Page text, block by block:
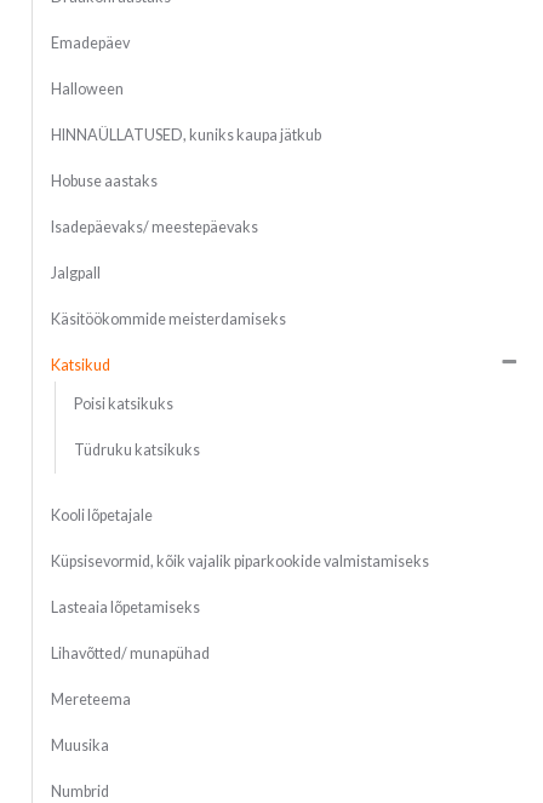
Emadepäev
Halloween
HINNAÜLLATUSED, kuniks kaupa jätkub
Hobuse aastaks
Isadepäevaks/ meestepäevaks
Jalgpall
Käsitöökommide meisterdamiseks
Katsikud
Poisi katsikuks
Tüdruku katsikuks
Kooli lõpetajale
Küpsisevormid, kõik vajalik piparkookide valmistamiseks
Lasteaia lõpetamiseks
Lihavõtted/ munapühad
Mereteema
Muusika
Numbrid